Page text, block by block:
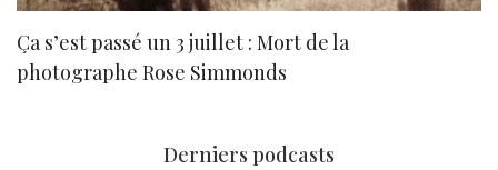
Ça s’est passé un 3 juillet : Mort de la
photographe Rose Simmonds
Derniers podcasts